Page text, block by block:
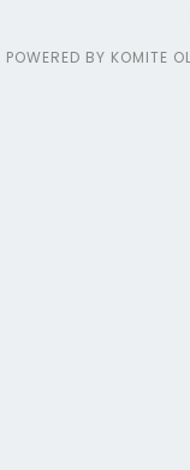
POWERED BY KOMITE